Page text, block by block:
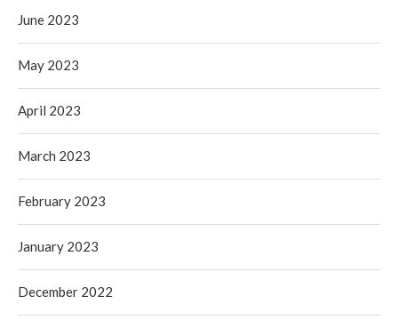
June 2023
May 2023
April 2023
March 2023
February 2023
January 2023
December 2022